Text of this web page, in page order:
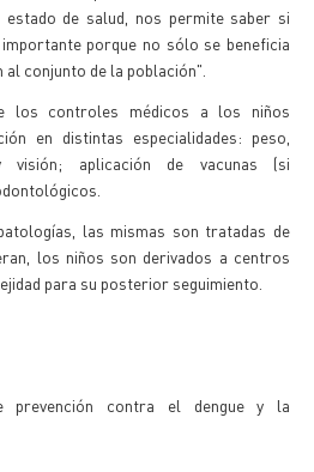
de salud, nos permite saber si
porque no sólo se beneficia
conjunto de la población".
los controles médicos a los niños
en distintas especialidades: peso,
aplicación de vacunas (si
las mismas son tratadas de
los niños son derivados a centros
para su posterior seguimiento.
prevención contra el dengue y la